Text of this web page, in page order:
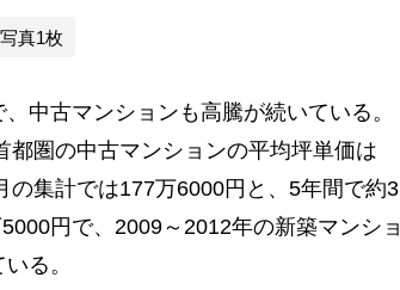
写真1枚
中古マンションも高騰が続いている。
圏の中古マンションの平均坪単価は
集計では177万6000円と、5年間で約3
円で、2009～2012年の新築マンショ
る。